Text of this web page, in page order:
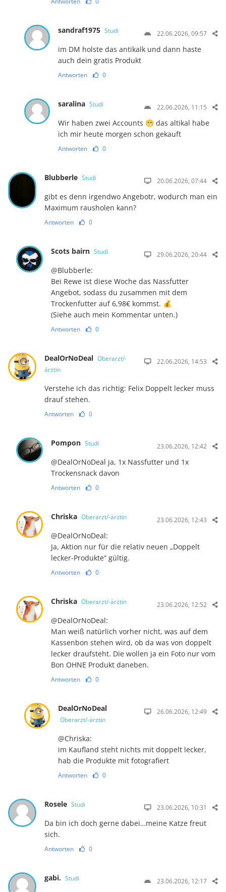
sandraf1975 Studi 22.06.2026, 09:57
im DM holste das antikalk und dann haste
auch dein gratis Produkt
Antworten 0
saralina Studi 22.06.2026, 11:15
Wir haben zwei Accounts 😁 das altikal habe
ich mir heute morgen schon gekauft
Antworten 0
Blubberle Studi 20.06.2026, 07:44
gibt es denn irgendwo Angebotr, wodurch man ein
Maximum rausholen kann?
Antworten 0
Scots bairn Studi 29.06.2026, 20:44
@Blubberle:
Bei Rewe ist diese Woche das Nassfutter
Angebot, sodass du zusammen mit dem
Trockenfutter auf 6,98€ kommst. 💰
(Siehe auch mein Kommentar unten.)
Antworten 0
DealOrNoDeal Oberarzt/-
ärztin
22.06.2026, 14:53
Verstehe ich das richtig: Felix Doppelt lecker muss
drauf stehen.
Antworten 0
Pompon Studi 23.06.2026, 12:42
@DealOrNoDeal ja, 1x Nassfutter und 1x
Trockensnack davon
Antworten 0
Chriska Oberarzt/-ärztin 23.06.2026, 12:43
@DealOrNoDeal:
Ja, Aktion nur für die relativ neuen „Doppelt
lecker-Produkte“ gültig.
Antworten 0
Chriska Oberarzt/-ärztin 23.06.2026, 12:52
@DealOrNoDeal:
Man weiß natürlich vorher nicht, was auf dem
Kassenbon stehen wird, ob da was von doppelt
lecker draufsteht. Die wollen ja ein Foto nur vom
Bon OHNE Produkt daneben.
Antworten 0
DealOrNoDeal
Oberarzt/-ärztin
26.06.2026, 12:49
@Chriska:
im Kaufland steht nichts mit doppelt lecker,
hab die Produkte mit fotografiert
Antworten 0
Rosele Studi 23.06.2026, 10:31
Da bin ich doch gerne dabei…meine Katze freut
sich.
Antworten 0
gabi. Studi 23.06.2026, 12:17